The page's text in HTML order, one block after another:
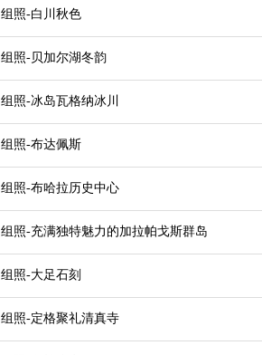
组照-白川秋色
组照-贝加尔湖冬韵
组照-冰岛瓦格纳冰川
组照-布达佩斯
组照-布哈拉历史中心
组照-充满独特魅力的加拉帕戈斯群岛
组照-大足石刻
组照-定格聚礼清真寺